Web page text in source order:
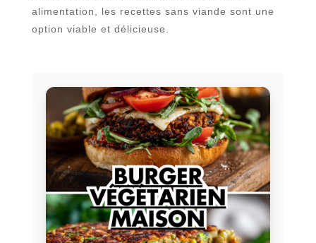
alimentation, les recettes sans viande sont une
option viable et délicieuse.